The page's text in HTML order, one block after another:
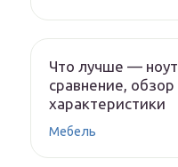
Что лучше —
сравнение,
характеристики
Мебель